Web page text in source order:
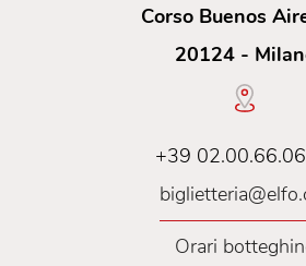
Corso Buenos
20124 -
+39
Orari